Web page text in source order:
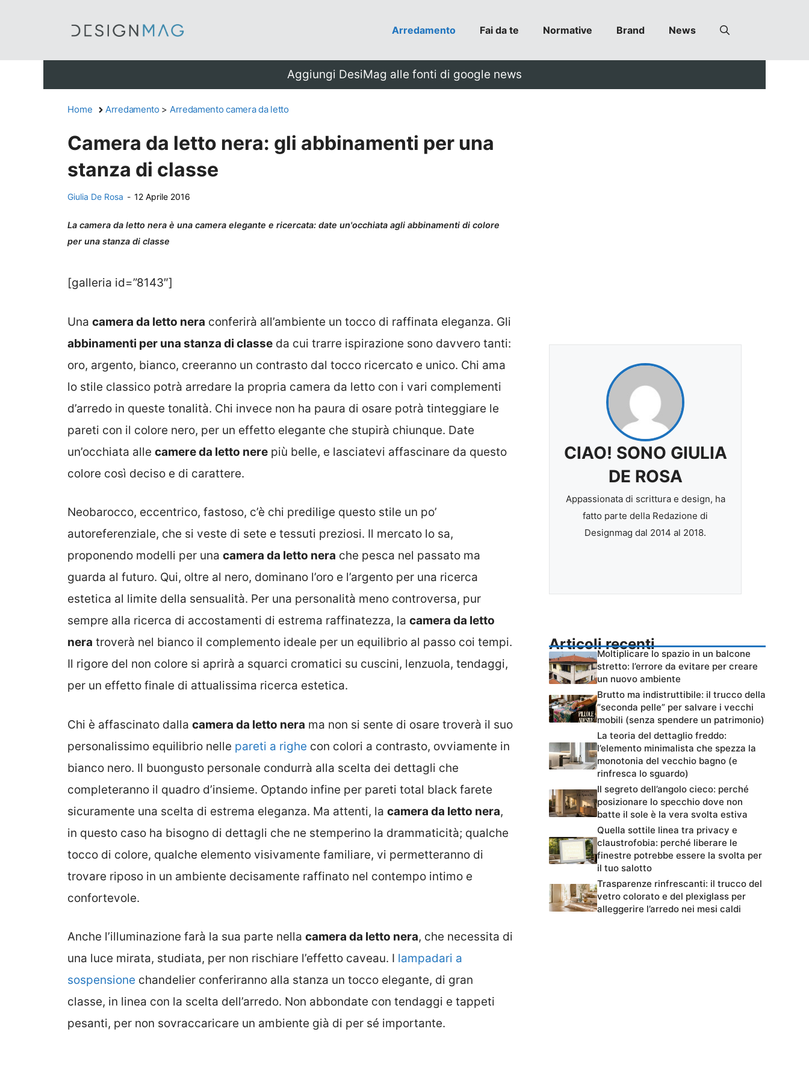
Arredamento Fai da te Normative Brand News
Aggiungi DesiMag alle fonti di google news
Home Arredamento > Arredamento camera da letto
Camera da letto nera: gli abbinamenti per una
stanza di classe
Giulia De Rosa - 12 Aprile 2016
La camera da letto nera è una camera elegante e ricercata: date un'occhiata agli abbinamenti di colore
per una stanza di classe
[galleria id=”8143″]
Una camera da letto nera conferirà all’ambiente un tocco di raffinata eleganza. Gli
abbinamenti per una stanza di classe da cui trarre ispirazione sono davvero tanti:
oro, argento, bianco, creeranno un contrasto dal tocco ricercato e unico. Chi ama
lo stile classico potrà arredare la propria camera da letto con i vari complementi
d’arredo in queste tonalità. Chi invece non ha paura di osare potrà tinteggiare le
pareti con il colore nero, per un effetto elegante che stupirà chiunque. Date
un’occhiata alle camere da letto nere più belle, e lasciatevi affascinare da questo
colore così deciso e di carattere.
Neobarocco, eccentrico, fastoso, c’è chi predilige questo stile un po’
autoreferenziale, che si veste di sete e tessuti preziosi. Il mercato lo sa,
proponendo modelli per una camera da letto nera che pesca nel passato ma
guarda al futuro. Qui, oltre al nero, dominano l’oro e l’argento per una ricerca
estetica al limite della sensualità. Per una personalità meno controversa, pur
sempre alla ricerca di accostamenti di estrema raffinatezza, la camera da letto
nera troverà nel bianco il complemento ideale per un equilibrio al passo coi tempi.
Il rigore del non colore si aprirà a squarci cromatici su cuscini, lenzuola, tendaggi,
per un effetto finale di attualissima ricerca estetica.
Chi è affascinato dalla camera da letto nera ma non si sente di osare troverà il suo
personalissimo equilibrio nelle pareti a righe con colori a contrasto, ovviamente in
bianco nero. Il buongusto personale condurrà alla scelta dei dettagli che
completeranno il quadro d’insieme. Optando infine per pareti total black farete
sicuramente una scelta di estrema eleganza. Ma attenti, la camera da letto nera,
in questo caso ha bisogno di dettagli che ne stemperino la drammaticità; qualche
tocco di colore, qualche elemento visivamente familiare, vi permetteranno di
trovare riposo in un ambiente decisamente raffinato nel contempo intimo e
confortevole.
Anche l’illuminazione farà la sua parte nella camera da letto nera, che necessita di
una luce mirata, studiata, per non rischiare l’effetto caveau. I lampadari a
sospensione chandelier conferiranno alla stanza un tocco elegante, di gran
classe, in linea con la scelta dell’arredo. Non abbondate con tendaggi e tappeti
pesanti, per non sovraccaricare un ambiente già di per sé importante.
CIAO! SONO GIULIA
DE ROSA
Appassionata di scrittura e design, ha
fatto parte della Redazione di
Designmag dal 2014 al 2018.
Articoli recenti
Moltiplicare lo spazio in un balcone
stretto: l’errore da evitare per creare
un nuovo ambiente
Brutto ma indistruttibile: il trucco della
“seconda pelle” per salvare i vecchi
mobili (senza spendere un patrimonio)
La teoria del dettaglio freddo:
l’elemento minimalista che spezza la
monotonia del vecchio bagno (e
rinfresca lo sguardo)
Il segreto dell’angolo cieco: perché
posizionare lo specchio dove non
batte il sole è la vera svolta estiva
Quella sottile linea tra privacy e
claustrofobia: perché liberare le
finestre potrebbe essere la svolta per
il tuo salotto
Trasparenze rinfrescanti: il trucco del
vetro colorato e del plexiglass per
alleggerire l’arredo nei mesi caldi